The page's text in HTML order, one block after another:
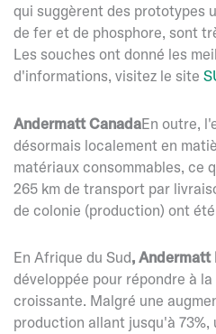
qui suggèrent des prototypes
de fer et de phosphore, sont
Les souches ont donné les
d'informations, visitez le site
Andermatt CanadaEn outre,
désormais localement en
matériaux consommables, ce
265 km de transport par
de colonie (production) ont
En Afrique du Sud, Andermatt
développée pour répondre à
croissante. Malgré une
production allant jusqu'à